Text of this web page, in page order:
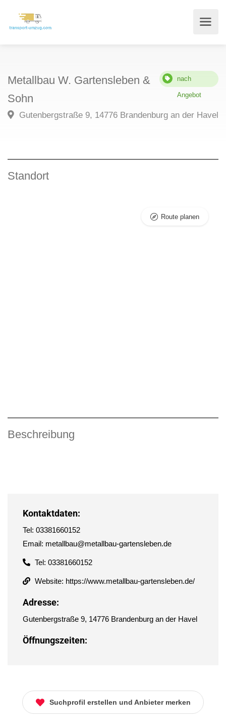
Metallbau W. Gartensleben &
Sohn
nach
Angebot
Gutenbergstraße 9, 14776 Brandenburg an der Havel
Standort
Route planen
Beschreibung
Kontaktdaten:
Tel: 03381660152
Email: metallbau@metallbau-gartensleben.de
Tel: 03381660152
Website: https://www.metallbau-gartensleben.de/
Adresse:
Gutenbergstraße 9, 14776 Brandenburg an der Havel
Öffnungszeiten:
Suchprofil erstellen und Anbieter merken